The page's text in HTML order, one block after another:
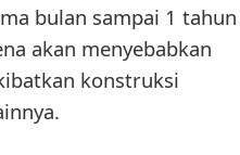
bulan sampai 1 tahun
akan menyebabkan
konstruksi